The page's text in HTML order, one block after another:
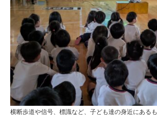
横断歩道や信号、標識など、子ども達の身近にあるも